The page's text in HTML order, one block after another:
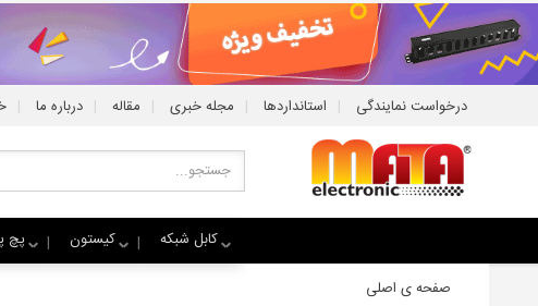
درخواست نمایندگی | استانداردها | مجله خبری | مقاله | درباره ما |
پچ کیستون کابل شبکه
صفحه ی اصلی